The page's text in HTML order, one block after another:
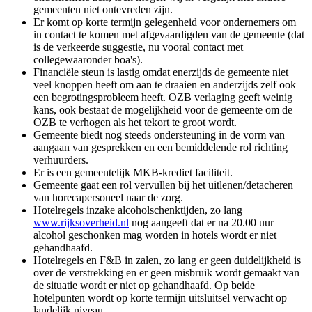
gemeenten niet ontevreden zijn.
Er komt op korte termijn gelegenheid voor ondernemers om
in contact te komen met afgevaardigden van de gemeente (dat
is de verkeerde suggestie, nu vooral contact met
collegewaaronder boa's).
Financiële steun is lastig omdat enerzijds de gemeente niet
veel knoppen heeft om aan te draaien en anderzijds zelf ook
een begrotingsprobleem heeft. OZB verlaging geeft weinig
kans, ook bestaat de mogelijkheid voor de gemeente om de
OZB te verhogen als het tekort te groot wordt.
Gemeente biedt nog steeds ondersteuning in de vorm van
aangaan van gesprekken en een bemiddelende rol richting
verhuurders.
Er is een gemeentelijk MKB-krediet faciliteit.
Gemeente gaat een rol vervullen bij het uitlenen/detacheren
van horecapersoneel naar de zorg.
Hotelregels inzake alcoholschenktijden, zo lang
www.rijksoverheid.nl nog aangeeft dat er na 20.00 uur
alcohol geschonken mag worden in hotels wordt er niet
gehandhaafd.
Hotelregels en F&B in zalen, zo lang er geen duidelijkheid is
over de verstrekking en er geen misbruik wordt gemaakt van
de situatie wordt er niet op gehandhaafd. Op beide
hotelpunten wordt op korte termijn uitsluitsel verwacht op